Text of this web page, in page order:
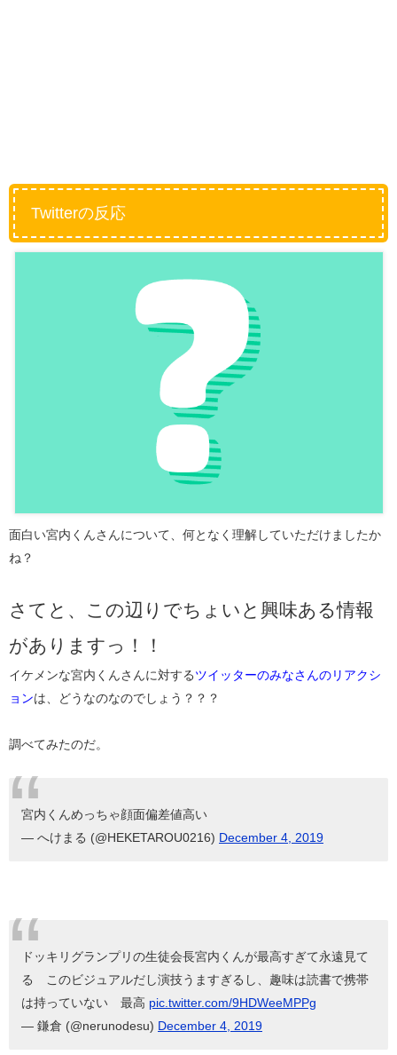
Twitterの反応
面白い宮内くんさんについて、何となく理解していただけましたか
ね？
さてと、この辺りでちょいと興味ある情報
がありますっ！！
イケメンな宮内くんさんに対する ツイッターのみなさんのリアクシ
ョンは、どうなのなのでしょう？？？
調べてみたのだ。
宮内くんめっちゃ顔面偏差値高い
— へけまる (@HEKETAROU0216) December 4, 2019
ドッキリグランプリの生徒会長宮内くんが最高すぎて永遠見て
る このビジュアルだし演技うますぎるし、趣味は読書で携帯
は持っていない 最高 pic.twitter.com/9HDWeeMPPg
— 鎌倉 (@nerunodesu) December 4, 2019